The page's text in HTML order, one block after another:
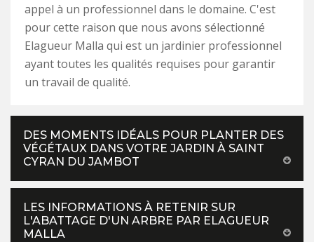
appel à un professionnel dans le domaine. C'est
pour cette raison que nous avons sélectionné
Elagueur Malla qui est un jardinier professionnel
ayant toutes les qualités requises pour garantir
un travail de qualité.
DES MOMENTS IDÉALS POUR PLANTER DES
VÉGÉTAUX DANS VOTRE JARDIN À SAINT
CYRAN DU JAMBOT
LES INFORMATIONS À RETENIR SUR
L'ABATTAGE D'UN ARBRE PAR ELAGUEUR
MALLA